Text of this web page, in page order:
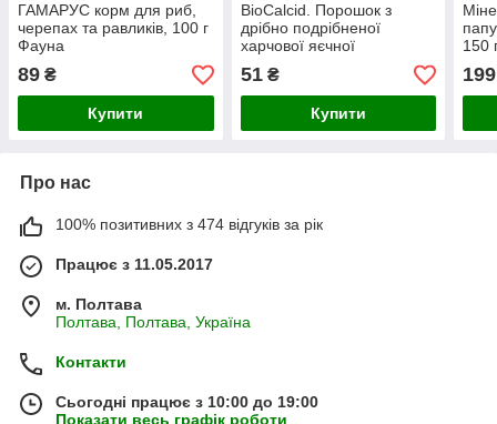
ГАМАРУС корм для риб,
черепах та равликів, 100 г
Фауна
89 ₴
Купити
BioCalcid. Порошок з
дрібно подрібненої
харчової яєчної
шкаралупи, без добавок,
100г
51₴
Купити
150
199
Про нас
100% позитивних з 474 відгуків за рік
Працює з 11.05.2017
м. Полтава
Полтава, Полтава, Україна
Контакти
Сьогодні працює з 10:00 до 19:00
Показати весь графік роботи